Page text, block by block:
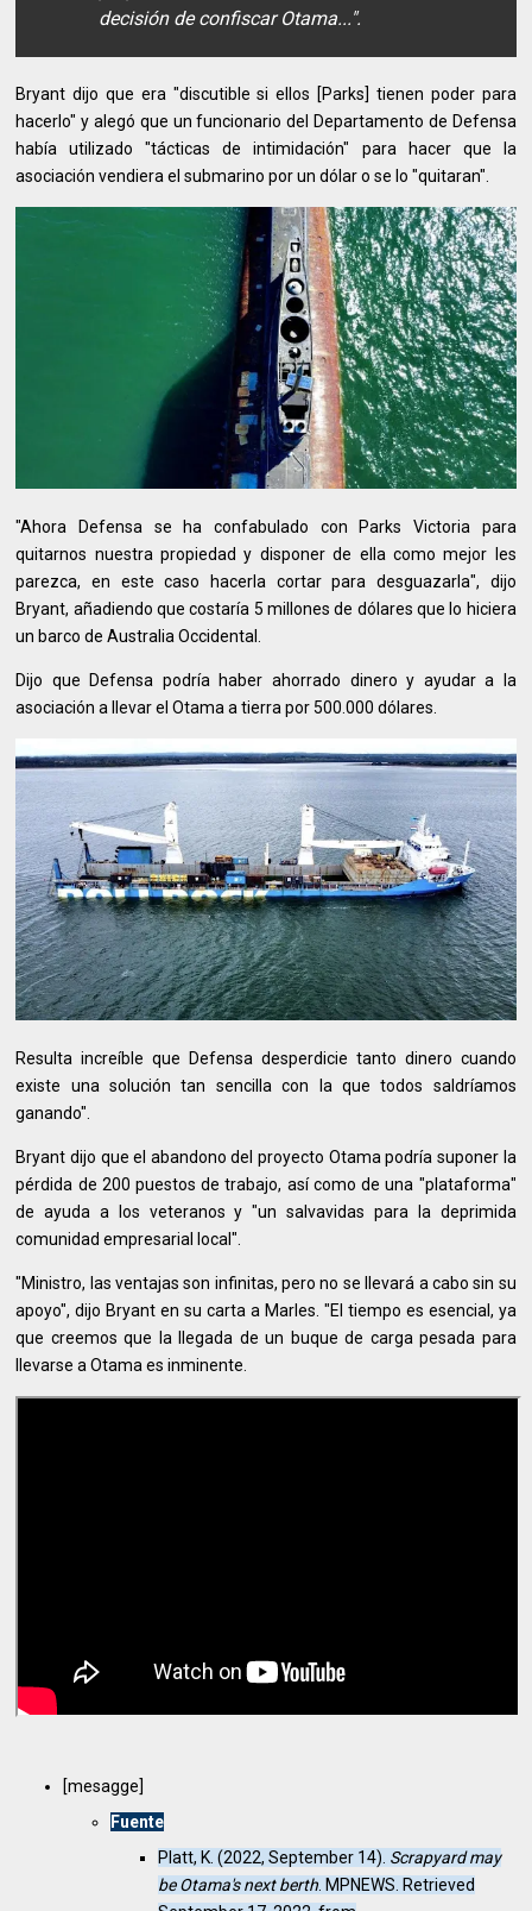
decisión de confiscar Otama...".
Bryant dijo que era "discutible si ellos [Parks] tienen poder para
hacerlo" y alegó que un funcionario del Departamento de Defensa
había utilizado "tácticas de intimidación" para hacer que la
asociación vendiera el submarino por un dólar o se lo "quitaran".
"Ahora Defensa se ha confabulado con Parks Victoria para
quitarnos nuestra propiedad y disponer de ella como mejor les
parezca, en este caso hacerla cortar para desguazarla", dijo
Bryant, añadiendo que costaría 5 millones de dólares que lo hiciera
un barco de Australia Occidental.
Dijo que Defensa podría haber ahorrado dinero y ayudar a la
asociación a llevar el Otama a tierra por 500.000 dólares.
Resulta increíble que Defensa desperdicie tanto dinero cuando
existe una solución tan sencilla con la que todos saldríamos
ganando".
Bryant dijo que el abandono del proyecto Otama podría suponer la
pérdida de 200 puestos de trabajo, así como de una "plataforma"
de ayuda a los veteranos y "un salvavidas para la deprimida
comunidad empresarial local".
"Ministro, las ventajas son infinitas, pero no se llevará a cabo sin su
apoyo", dijo Bryant en su carta a Marles. "El tiempo es esencial, ya
que creemos que la llegada de un buque de carga pesada para
llevarse a Otama es inminente.
[mesagge]
Fuente
Platt, K. (2022, September 14). Scrapyard may
be Otama's next berth . MPNEWS. Retrieved